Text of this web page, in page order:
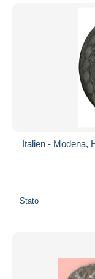
Italien - Modena,
Stato